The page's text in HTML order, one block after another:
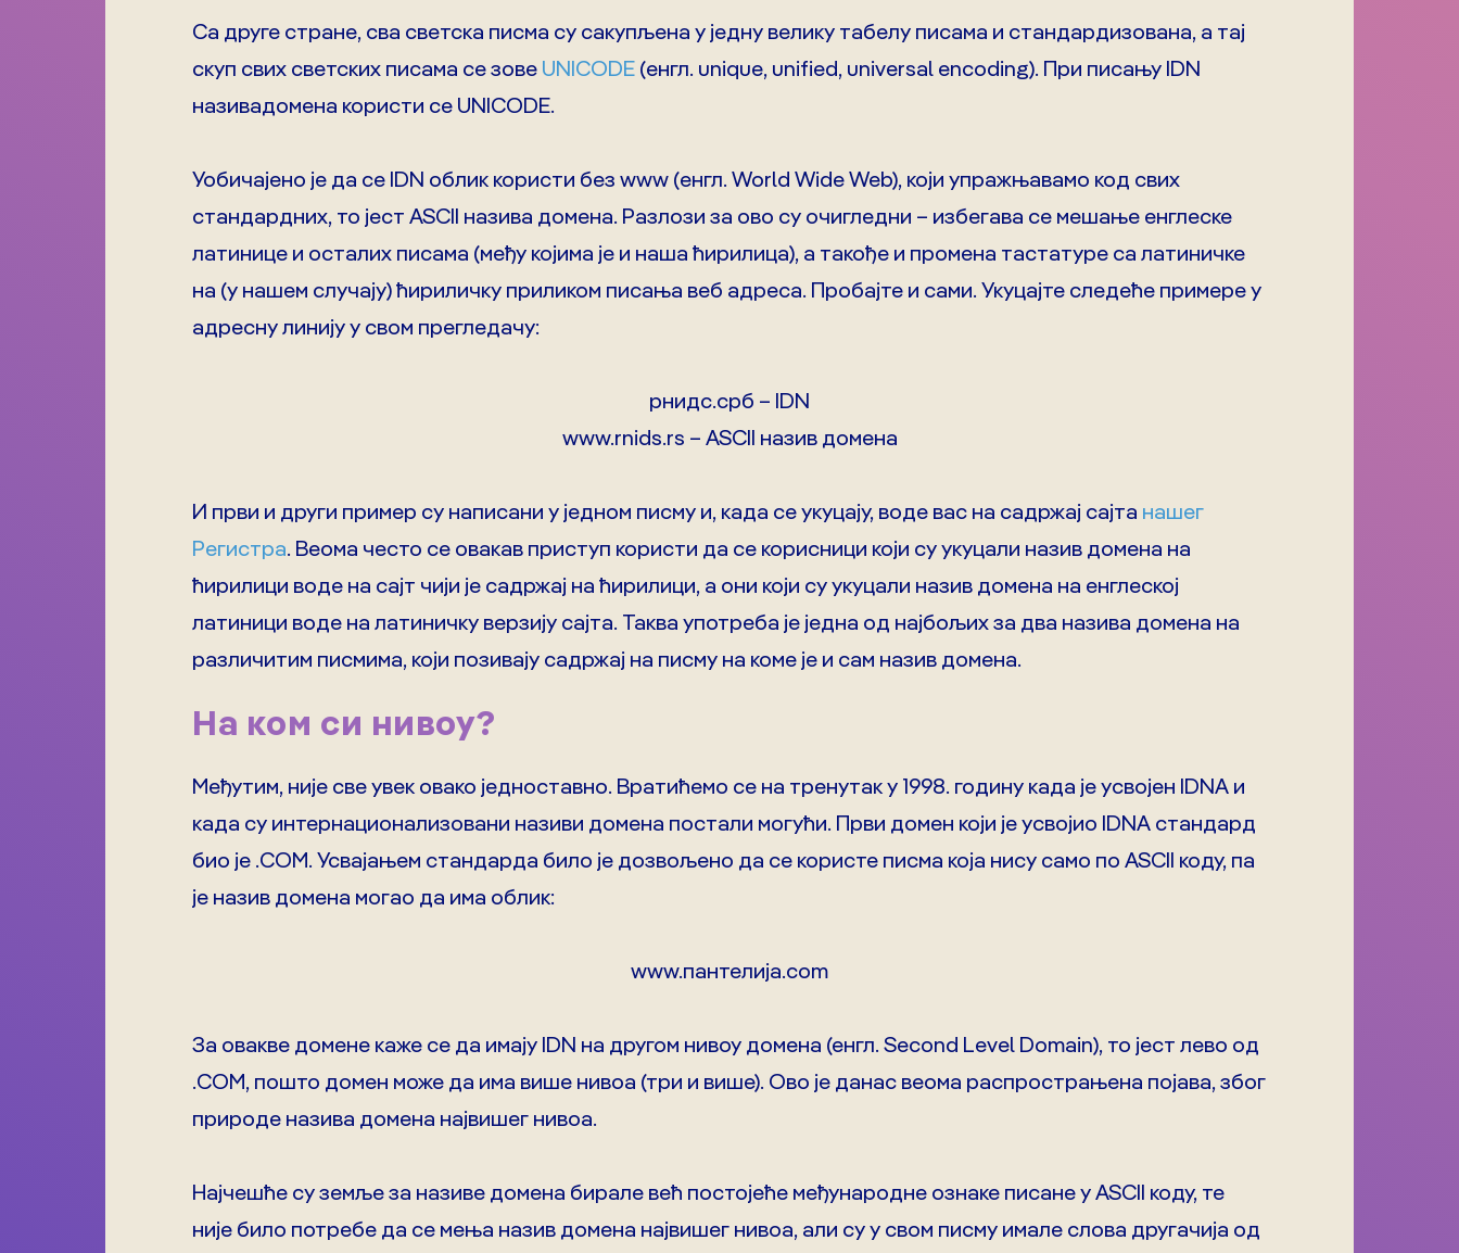
Са друге стране, сва светска писма су сакупљена у једну велику табелу писама и стандардизована, а тај
скуп свих светских писама се зове UNICODE (енгл. unique, unified, universal encoding). При писању IDN
називадомена користи се UNICODE.
Уобичајено је да се IDN облик користи без www (енгл. World Wide Web), који упражњавамо код свих
стандардних, то јест ASCII назива домена. Разлози за ово су очигледни – избегава се мешање енглеске
латинице и осталих писама (међу којима је и наша ћирилица), а такође и промена тастатуре са латиничке
на (у нашем случају) ћириличку приликом писања веб адреса. Пробајте и сами. Укуцајте следеће примере у
адресну линију у свом прегледачу:
рнидс.срб – IDN
www.rnids.rs – ASCII назив домена
И први и други пример су написани у једном писму и, када се укуцају, воде вас на садржај сајта нашег
Регистра. Веома често се овакав приступ користи да се корисници који су укуцали назив домена на
ћирилици воде на сајт чији је садржај на ћирилици, а они који су укуцали назив домена на енглеској
латиници воде на латиничку верзију сајта. Таква употреба је једна од најбољих за два назива домена на
различитим писмима, који позивају садржај на писму на коме је и сам назив домена.
На ком си нивоу?
Међутим, није све увек овако једноставно. Вратићемо се на тренутак у 1998. годину када је усвојен IDNA и
када су интернационализовани називи домена постали могући. Први домен који је усвојио IDNA стандард
био је .COM. Усвајањем стандарда било је дозвољено да се користе писма која нису само по ASCII коду, па
је назив домена могао да има облик:
www.пантелија.com
За овакве домене каже се да имају IDN на другом нивоу домена (енгл. Second Level Domain), то јест лево од
.COM, пошто домен може да има више нивоа (три и више). Ово је данас веома распрострањена појава, због
природе назива домена највишег нивоа.
Најчешће су земље за називе домена бирале већ постојеће међународне ознаке писане у ASCII коду, те
није било потребе да се мења назив домена највишег нивоа, али су у свом писму имале слова другачија од